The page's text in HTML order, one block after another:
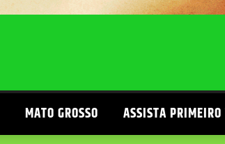
MATO GROSSO ASSISTA PRIMEIRO